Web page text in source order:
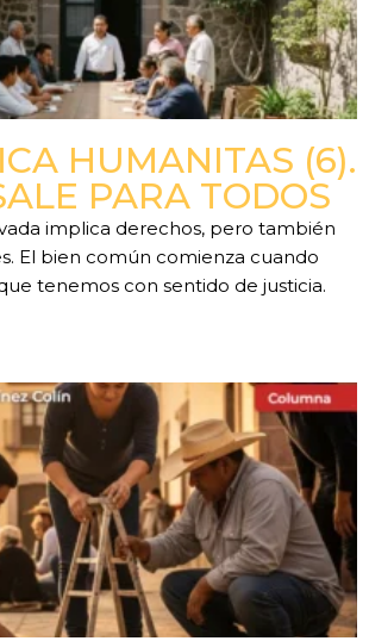
HUMANITAS (6).
PARA TODOS
implica derechos, pero también
El bien común comienza cuando
tenemos con sentido de justicia.